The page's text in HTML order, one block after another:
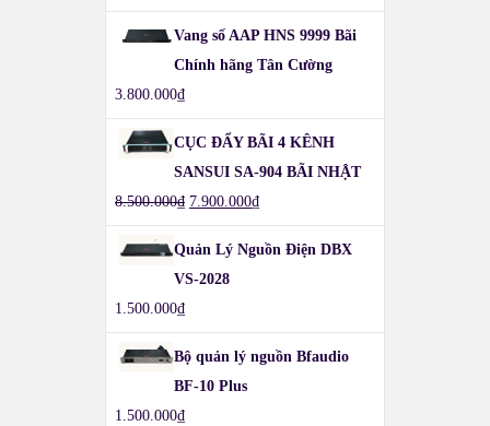
Vang số AAP HNS 9999 Bãi
Chính hãng Tân Cường
3.800.000₫
CỤC ĐẨY BÃI 4 KÊNH
SANSUI SA-904 BÃI NHẬT
8.500.000₫ 7.900.000₫
Quản Lý Nguồn Điện DBX
VS-2028
1.500.000₫
Bộ quản lý nguồn Bfaudio
BF-10 Plus
1.500.000₫